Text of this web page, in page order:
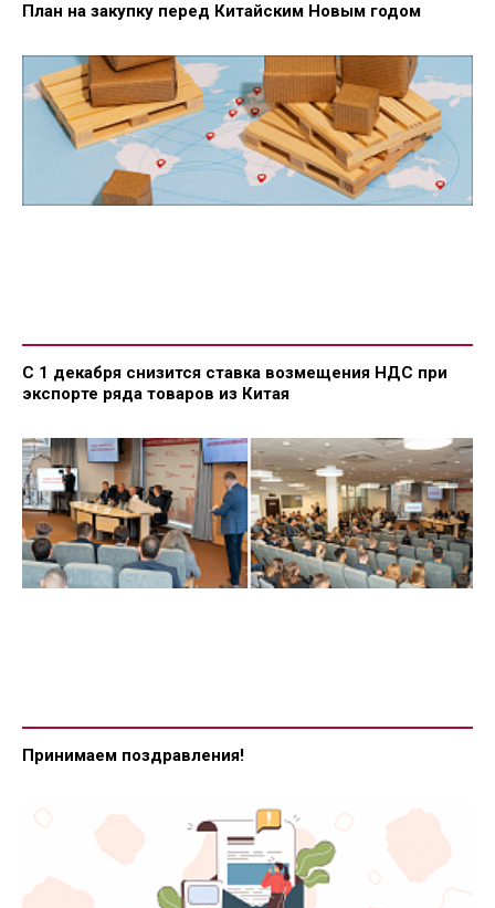
План на закупку перед Китайским Новым годом
С 1 декабря снизится ставка возмещения НДС при
экспорте ряда товаров из Китая
Принимаем поздравления!